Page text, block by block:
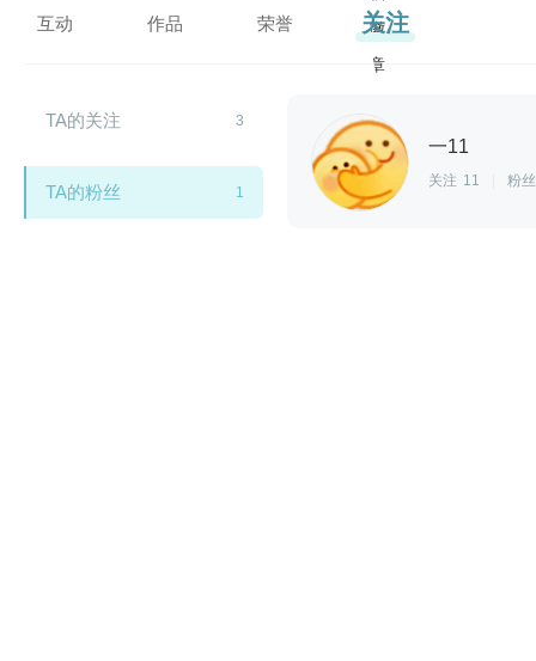
互动 作品 荣誉 关注
TA的关注 3
TA的粉丝 1
一11
关注 11 粉丝